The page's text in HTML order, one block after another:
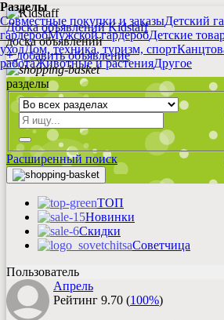
Разделы
Совместные покупки и заказыДетский
гардеробМужской гардеробДетские
уходДом, техника, туризм, спорт
работаЖивотные и растенияДругое
Доска объявлений Kidstaff
доска объявлений
+добавитьобъявление
разделы
Расширенный поиск
ТОП
Новинки
Скидки
Советчица
Пользователь
Апрель
Рейтинг 9.70 (100%)